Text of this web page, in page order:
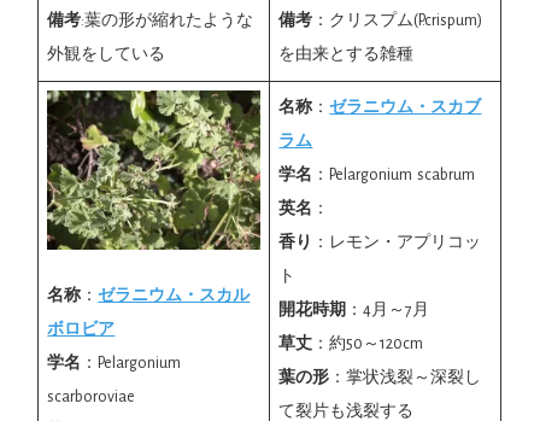
備考:葉の形が縮れたような
外観をしている
備考 ：クリスプム(P.crispum)
を由来とする雑種
名称 ：ゼラニウム・スカル
ボロビア
学名 ：Pelargonium
scarboroviae
名称 ：ゼラニウム・スカブ
ラム
学名 ：Pelargonium scabrum
英名 ：
香り
：レモン・アプリコッ
ト
開花時期 ：4月～7月
草丈 ：約50～120cm
葉の形 ：掌状浅裂～深裂し
て裂片も浅裂する